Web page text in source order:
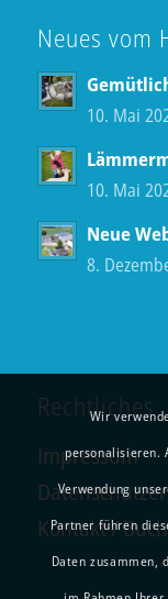
Neues vom
10. Mai
10. Mai
Neue
8.
Rechtliches
Impressum
Kontakt /
Wir
personalisieren.
Verwendung
Partner führen
Daten zusammen,